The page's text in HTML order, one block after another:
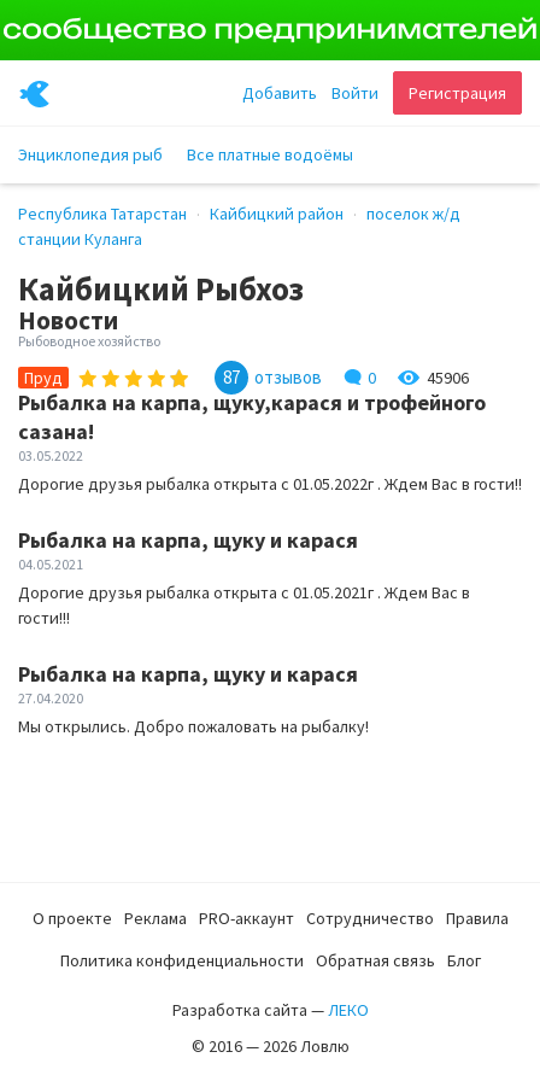
Регистрация
Войти
Добавить
Энциклопедия рыб Все платные водоёмы
Республика Татарстан Кайбицкий район
поселок ж/д
станции Куланга
Кайбицкий Рыбхоз
Новости
Рыбоводное хозяйство
Пруд 87 отзывов 0 45906
Рыбалка на карпа, щуку,карася и трофейного
сазана!
03.05.2022
Дорогие друзья рыбалка открыта с 01.05.2022г . Ждем Вас в гости!!
Рыбалка на карпа, щуку и карася
04.05.2021
Дорогие друзья рыбалка открыта с 01.05.2021г . Ждем Вас в
гости!!!
Рыбалка на карпа, щуку и карася
27.04.2020
Мы открылись. Добро пожаловать на рыбалку!
О проекте Реклама PRO-аккаунт Сотрудничество
Правила
Политика конфиденциальности
Обратная связь Блог
Разработка сайта —ЛЕКО
© 2016 — 2026 Ловлю